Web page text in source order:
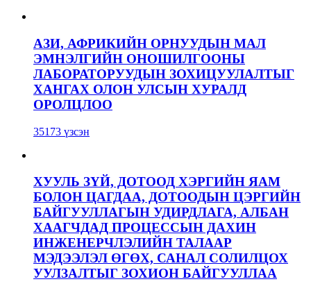
АЗИ, АФРИКИЙН ОРНУУДЫН МАЛ
ЭМНЭЛГИЙН ОНОШИЛГООНЫ
ЛАБОРАТОРУУДЫН ЗОХИЦУУЛАЛТЫГ
ХАНГАХ ОЛОН УЛСЫН ХУРАЛД
ОРОЛЦЛОО
35173 үзсэн
ХУУЛЬ ЗҮЙ, ДОТООД ХЭРГИЙН ЯАМ
БОЛОН ЦАГДАА, ДОТООДЫН ЦЭРГИЙН
БАЙГУУЛЛАГЫН УДИРДЛАГА, АЛБАН
ХААГЧДАД ПРОЦЕССЫН ДАХИН
ИНЖЕНЕРЧЛЭЛИЙН ТАЛААР
МЭДЭЭЛЭЛ ӨГӨХ, САНАЛ СОЛИЛЦОХ
УУЛЗАЛТЫГ ЗОХИОН БАЙГУУЛЛАА